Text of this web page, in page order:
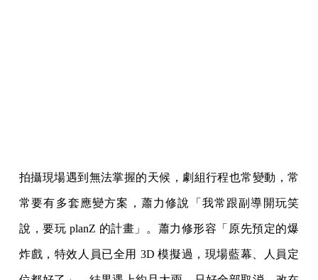
拍攝現場遇到無法掌握的天候，劇組行程也常變動，常
常要有多套應變方案，蕭力修說「我常跟副導開玩笑
說，要玩 planZ 的計畫」。蕭力修形容「原先預定的爆
炸戲，特效人員已全用 3D 模擬過，現場藍幕、人員定